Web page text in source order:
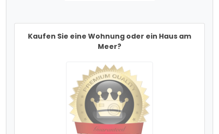
Kaufen Sie eine Wohnung oder ein Haus am
Meer?